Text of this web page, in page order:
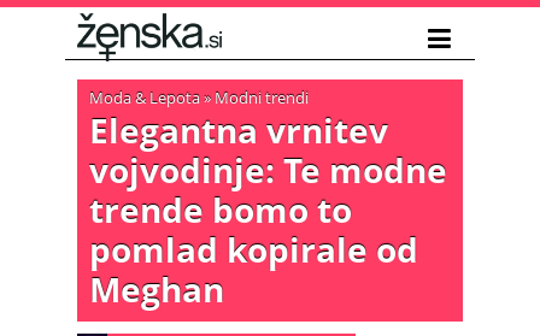
Moda & Lepota» Modni trendi
Elegantna vrnitev
vojvodinje: Te modne
trende bomo to
pomlad kopirale od
Meghan